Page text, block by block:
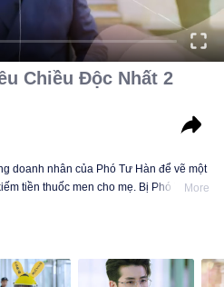
Chiều Độc Nhất 2
doanh nhân của Phó Tư Hàn để vẽ một
tiền thuốc men cho mẹ. Bị Phó Tư
vợ sắp cưới của anh ta.
More